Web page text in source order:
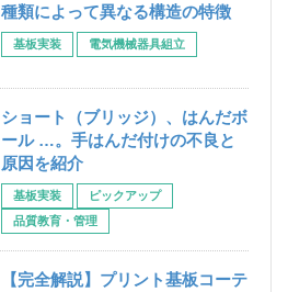
種類によって異なる構造の特徴
基板実装 電気機械器具組立
ショート（ブリッジ）、はんだボ
ール …。手はんだ付けの不良と
原因を紹介
基板実装
ピックアップ
品質教育・管理
【完全解説】プリント基板コーテ